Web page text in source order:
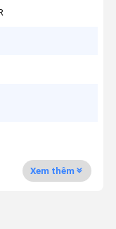
Xem thêm